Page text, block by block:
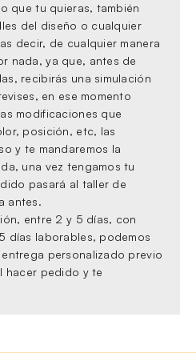
que tu quieras, también
del diseño o cualquier
decir, de cualquier manera
nada, ya que, antes de
recibirás una simulación
en ese momento
modificaciones que
posición, etc, las
y te mandaremos la
una vez tengamos tu
pasará al taller de
antes.
entre 2 y 5 días, con
días laborables, podemos
personalizado previo
hacer pedido y te